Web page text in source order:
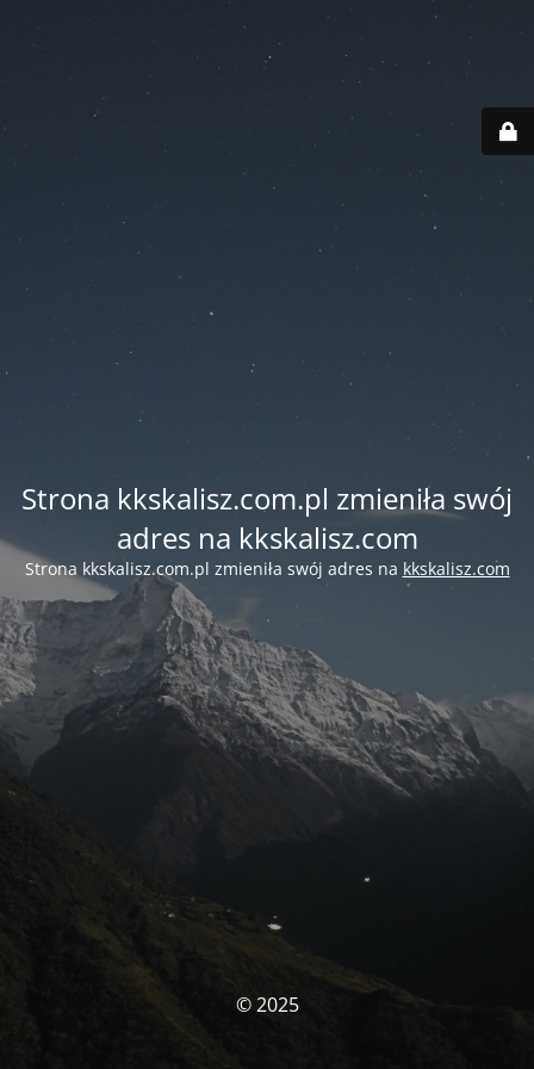
Strona kkskalisz.com.pl zmieniła swój
adres na kkskalisz.com
Strona kkskalisz.com.pl zmieniła swój adres na kkskalisz.com
© 2025